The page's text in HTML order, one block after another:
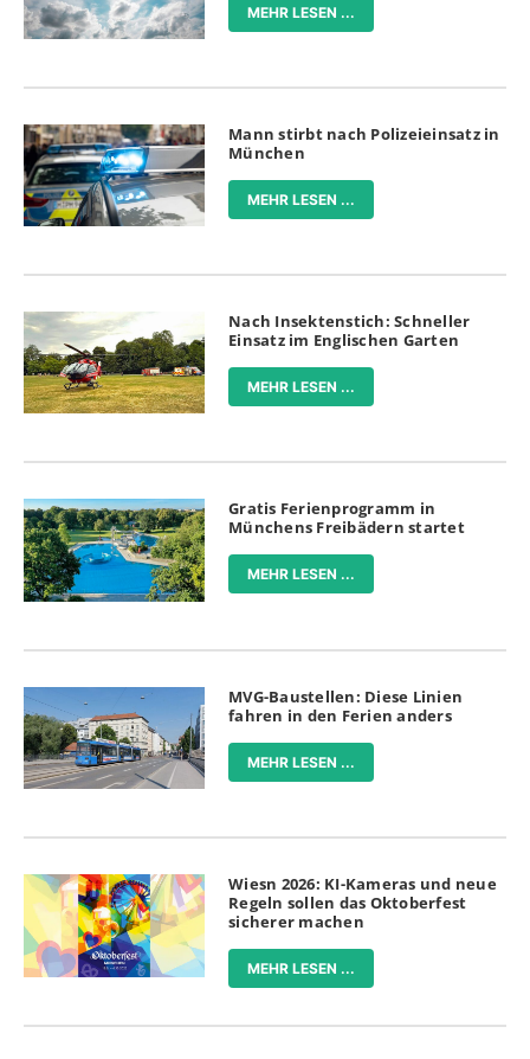
MEHR LESEN ...
Mann stirbt nach Polizeieinsatz in
München
MEHR LESEN ...
Nach Insektenstich: Schneller
Einsatz im Englischen Garten
MEHR LESEN ...
Gratis Ferienprogramm in
Münchens Freibädern startet
MEHR LESEN ...
MVG-Baustellen: Diese Linien
fahren in den Ferien anders
MEHR LESEN ...
Wiesn 2026: KI-Kameras und neue
Regeln sollen das Oktoberfest
sicherer machen
MEHR LESEN ...